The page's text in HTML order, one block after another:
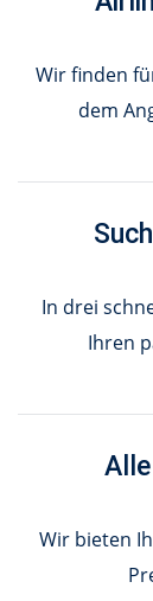
Wir finden
dem
In drei
Ihren
Wir bieten